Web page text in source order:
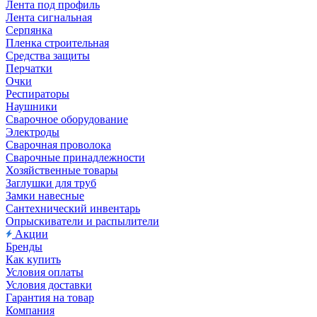
Лента под профиль
Лента сигнальная
Серпянка
Пленка строительная
Средства защиты
Перчатки
Очки
Респираторы
Наушники
Сварочное оборудование
Электроды
Сварочная проволока
Сварочные принадлежности
Хозяйственные товары
Заглушки для труб
Замки навесные
Сантехнический инвентарь
Опрыскиватели и распылители
Акции
Бренды
Как купить
Условия оплаты
Условия доставки
Гарантия на товар
Компания